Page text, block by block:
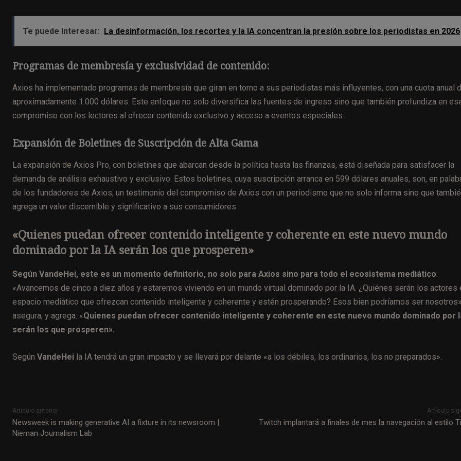
Te puede interesar: La desinformación, los recortes y la IA concentran la presión sobre los periodistas en 2026
Programas de membresía y exclusividad de contenido:
Axios ha implementado programas de membresía que giran en torno a sus periodistas más influyentes, con una cuota anual
aproximadamente 1.000 dólares. Este enfoque no solo diversifica las fuentes de ingreso sino que también profundiza en
compromiso con los lectores al ofrecer contenido exclusivo y acceso a eventos especiales.
Expansión de Boletines de Suscripción de Alta Gama
La expansión de Axios Pro, con boletines que abarcan desde la política hasta las finanzas, está diseñada para satisfacer la
demanda de análisis exhaustivo y exclusivo. Estos boletines, cuya suscripción arranca en 599 dólares anuales, son, en
de los fundadores de Axios, un testimonio del compromiso de Axios con un periodismo que no solo informa sino que
agrega un valor discernible y significativo a sus consumidores.
«Quienes puedan ofrecer contenido inteligente y coherente en este nuevo mundo
dominado por la IA serán los que prosperen»
Según VandeHei, este es un momento definitorio, no solo para Axios sino para todo el ecosistema mediático:
«Avancemos de cinco a diez años y estaremos viviendo en un mundo virtual dominado por la IA. ¿Quiénes serán los actores
espacio mediático que ofrezcan contenido inteligente y coherente y estén prosperando? Esos bien podríamos ser
asegura, y agrega: «Quienes puedan ofrecer contenido inteligente y coherente en este nuevo mundo dominado por
serán los que prosperen».
Según VandeHei la IA tendrá un gran impacto y se llevará por delante «a los débiles, los ordinarios, los no preparados».
Artículo anterior
Newsweek is making generative AI a fixture in its newsroom |
Nieman Journalism Lab
Artículo
Twitch implantará a finales de mes la navegación al estilo